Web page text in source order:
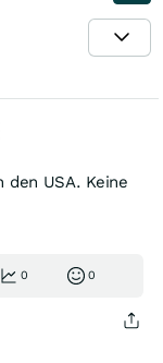
USA. Keine
0 0